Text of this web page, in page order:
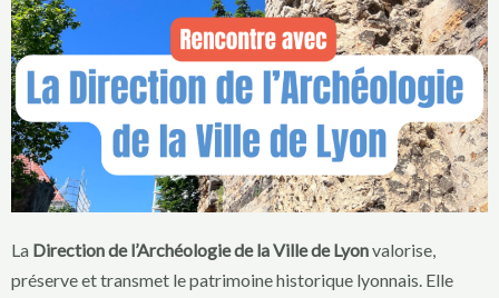
La Direction de l’Archéologie de la Ville de Lyonvalorise,
préserve et transmet le patrimoine historique lyonnais. Elle